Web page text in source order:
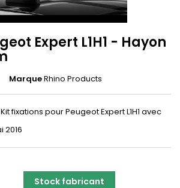
Expert L1H1 - Hayon
MarqueRhino Products
fixations pour Peugeot Expert L1H1 avec
2016
Stock fabricant